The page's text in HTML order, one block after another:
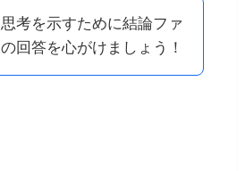
考を示すために結論ファ
回答を心がけましょう！